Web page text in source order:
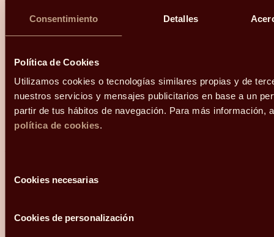
Consentimiento Detalles
Política de Cookies
Utilizamos cookies o tecnologías similares propias y de
nuestros servicios y mensajes publicitarios en base a un
partir de tus hábitos de navegación. Para más información,
política de cookies.
deCookies necesarias
Cookies de personalización
y mi correo electrónico
Podéis
contactarme en el teléfono
¿Qué más te gustaría compartir con nosotros?
He leído y acepto la